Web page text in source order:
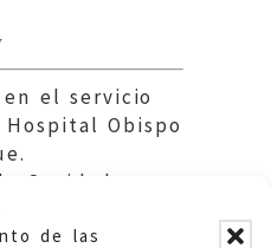
de las
el servicio
Obispo
Sanidad.